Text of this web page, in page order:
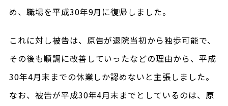
め、職場を平成30年9月に復帰しました。
これに対し被告は、原告が退院当初から独歩可能で、
その後も順調に改善していったなどの理由から、平成
30年4月末までの休業しか認めないと主張しました。
なお、被告が平成30年4月末までとしているのは、原